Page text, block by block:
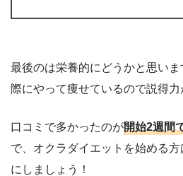
最後のは栄養的にどうかと思い
際にやって痩せているので説得力
口コミで多かったのが開始2週間
で、オクラダイエットを始める
にしましょう！